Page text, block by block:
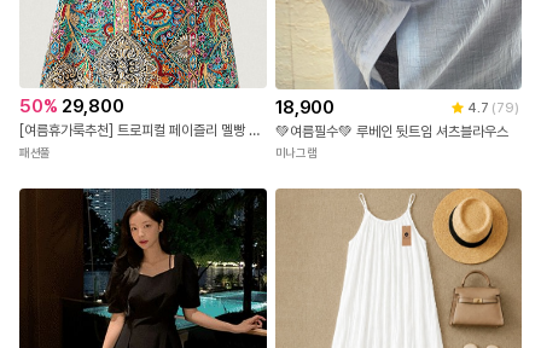
50% 29,800
[여름휴가룩추천] 트로피컬 페이즐리 멜빵 팬츠
패션풀
18,900 4.7 (79)
💚여름필수💚 루베인 뒷트임 셔츠블라우스
미나그램